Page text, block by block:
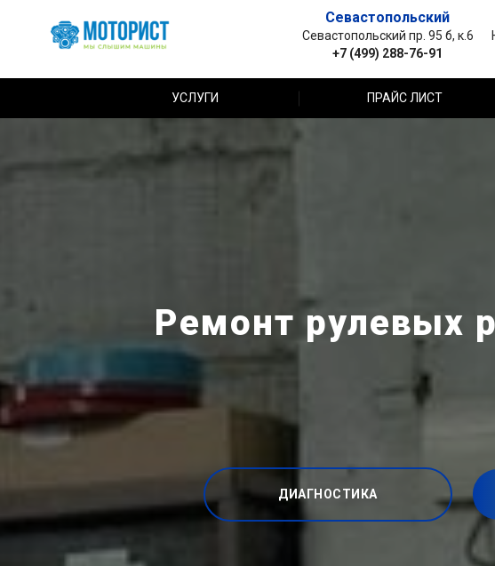
Севастопольский
Севастопольский пр. 95 б, к.6
+7 (499) 288-76-91
УСЛУГИ ПРАЙС ЛИСТ
Ремонт рулевых
ДИАГНОСТИКА